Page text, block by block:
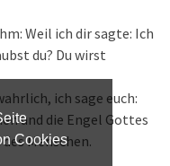
Cookies
Weil ich dir sagte: Ich
du? Du wirst
ich sage euch:
und die Engel Gottes
Menschen.